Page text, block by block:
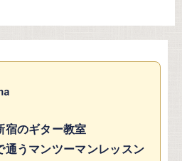
宿のギター教室
通うマンツーマンレッスン